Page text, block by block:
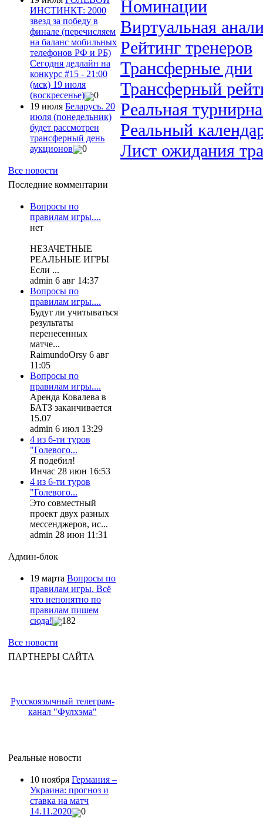
ИНСТИНКТ: 2000
звезд за победу в
финале (перечисляем
на баланс мобильных
телефонов РФ и РБ)
Сегодня дедлайн на
конкурс #15 - 21:00
(мск) 19 июля
(воскресенье)
0
19 июля Беларусь. 20
июля (понедельник)
будет рассмотрен
трансферный день
аукционов
0
Все новости
Последние комментарии
Вопросы по
правилам игры....
нет
НЕЗАЧЕТНЫЕ
РЕАЛЬНЫЕ ИГРЫ
Если ...
admin 6 авг 14:37
Вопросы по
правилам игры....
Будут ли учитываться
результаты
перенесенных
матче...
RaimundoOrsy 6 авг
11:05
Вопросы по
правилам игры....
Аренда Ковалева в
БАТЗ заканчивается
15.07
admin 6 июл 13:29
4 из 6-ти туров
"Голевого...
Я подебил!
Инчас 28 июн 16:53
4 из 6-ти туров
"Голевого...
Это совместный
проект двух разных
мессенджеров, ис...
admin 28 июн 11:31
Админ-блок
19 марта Вопросы по
правилам игры. Всё
что непонятно по
правилам пишем
сюда!
182
Все новости
ПАРТНЕРЫ САЙТА
Русскоязычный телеграм-
канал "Фулхэма"
Реальные новости
10 ноября Германия –
Украина: прогноз и
ставка на матч
14.11.2020
0
Номинации
Виртуальная
Рейтинг тренеров
Трансферные дни
Трансферный
Реальная
Реальный
Лист ожидания